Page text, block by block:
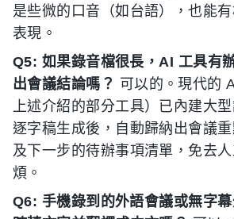
是些微的口音（如台語），也能
表現。
Q5: 如果錄音檔很長，AI 工具有
出會議結論嗎？ 可以的。現代的
上述介紹的部分工具）已內建大
逐字稿生成後，自動歸納出會議
及下一步的待辦事項清單，免去
煩。
Q6: 手機錄到的外語會議或無字